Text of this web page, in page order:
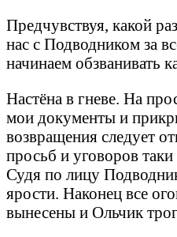
Предчувствуя, какой
нас с Подводником за
начинаем обзванивать
Настёна в гневе. На
мои документы и
возвращения следует
просьб и уговоров таки
Судя по лицу
ярости. Наконец все
вынесены и Ольчик